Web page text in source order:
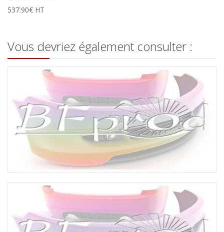
537.90€ HT
Vous devriez également consulter :
Extensions d’ailes
Capot Carbone